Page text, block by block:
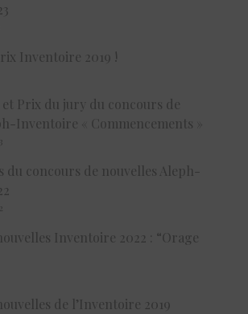
Inventoire 2019 !
Prix du jury du concours de
Inventoire « Commencements »
du concours de nouvelles Aleph-
Inventoire 2022 : “Orage
de l’Inventoire 2019